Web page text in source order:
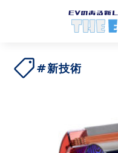
#新技術